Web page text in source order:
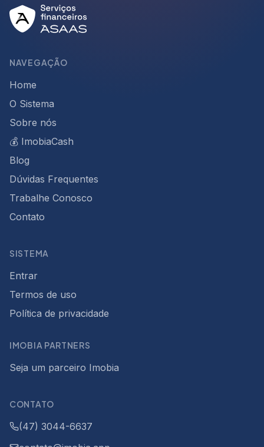
NAVEGAÇÃO
Home
O Sistema
Sobre nós
💰 ImobiaCash
Blog
Dúvidas Frequentes
Trabalhe Conosco
Contato
SISTEMA
Entrar
Termos de uso
Política de privacidade
IMOBIA PARTNERS
Seja um parceiro Imobia
CONTATO
(47) 3044-6637